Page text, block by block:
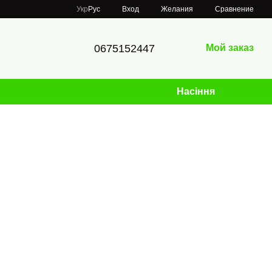
Укр Рус Вход Желания Сравнение
0675152447 Мой заказ
Насіння